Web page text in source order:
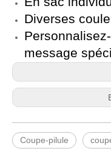
Diverses
message
Coupe-pilule